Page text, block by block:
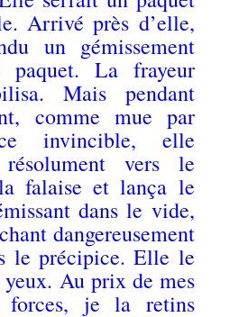
Arrivé près d’elle,
un gémissement
La frayeur
Mais pendant
comme mue par
invincible, elle
résolument vers le
falaise et lança le
dans le vide,
dangereusement
le précipice. Elle le
Au prix de mes
forces, je la retins